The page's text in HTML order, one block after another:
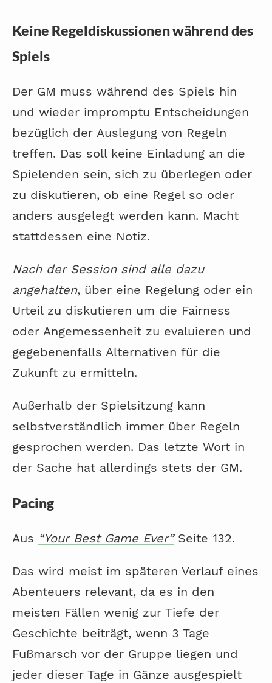
Keine Regeldiskussionen während des
Spiels
Der GM muss während des Spiels hin
und wieder impromptu Entscheidungen
bezüglich der Auslegung von Regeln
treffen. Das soll keine Einladung an die
Spielenden sein, sich zu überlegen oder
zu diskutieren, ob eine Regel so oder
anders ausgelegt werden kann. Macht
stattdessen eine Notiz.
Nach der Session sind alle dazu
angehalten, über eine Regelung oder ein
Urteil zu diskutieren um die Fairness
oder Angemessenheit zu evaluieren und
gegebenenfalls Alternativen für die
Zukunft zu ermitteln.
Außerhalb der Spielsitzung kann
selbstverständlich immer über Regeln
gesprochen werden. Das letzte Wort in
der Sache hat allerdings stets der GM.
Pacing
Aus “Your Best Game Ever”Seite 132.
Das wird meist im späteren Verlauf eines
Abenteuers relevant, da es in den
meisten Fällen wenig zur Tiefe der
Geschichte beiträgt, wenn 3 Tage
Fußmarsch vor der Gruppe liegen und
jeder dieser Tage in Gänze ausgespielt